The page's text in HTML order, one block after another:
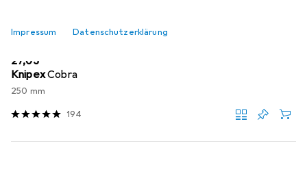
Impressum Datenschutzerklärung
EUR
27,03
KnipexCobra
250 mm
194